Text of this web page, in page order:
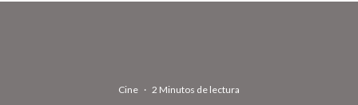
Cine · 2 Minutos de lectura